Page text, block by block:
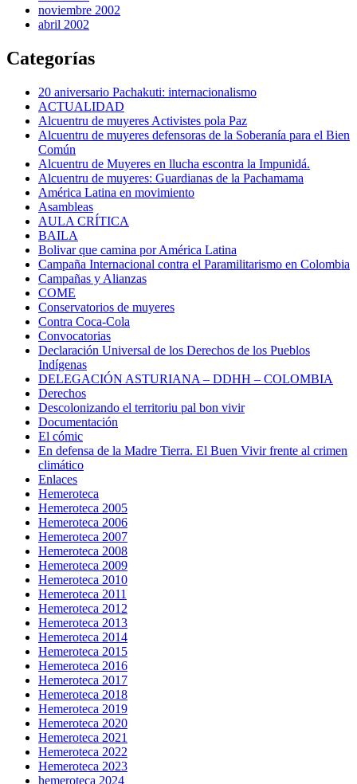
noviembre 2002
abril 2002
Categorías
20 aniversario Pachakuti: internacionalismo
ACTUALIDAD
Alcuentru de muyeres Activistes pola Paz
Alcuentru de muyeres defensoras de la Soberanía para el Bien
Común
Alcuentru de Muyeres en llucha escontra la Impunidá.
Alcuentru de muyeres: Guardianas de la Pachamama
América Latina en movimiento
Asambleas
AULA CRÍTICA
BAILA
Bolivar que camina por América Latina
Campaña Internacional contra el Paramilitarismo en Colombia
Campañas y Alianzas
COME
Conservatorios de muyeres
Contra Coca-Cola
Convocatorias
Declaración Universal de los Derechos de los Pueblos
Indígenas
DELEGACIÓN ASTURIANA – DDHH – COLOMBIA
Derechos
Descolonizando el territoriu pal bon vivir
Documentación
El cómic
En defensa de la Madre Tierra. El Buen Vivir frente al crimen
climático
Enlaces
Hemeroteca
Hemeroteca 2005
Hemeroteca 2006
Hemeroteca 2007
Hemeroteca 2008
Hemeroteca 2009
Hemeroteca 2010
Hemeroteca 2011
Hemeroteca 2012
Hemeroteca 2013
Hemeroteca 2014
Hemeroteca 2015
Hemeroteca 2016
Hemeroteca 2017
Hemeroteca 2018
Hemeroteca 2019
Hemeroteca 2020
Hemeroteca 2021
Hemeroteca 2022
Hemeroteca 2023
hemeroteca 2024